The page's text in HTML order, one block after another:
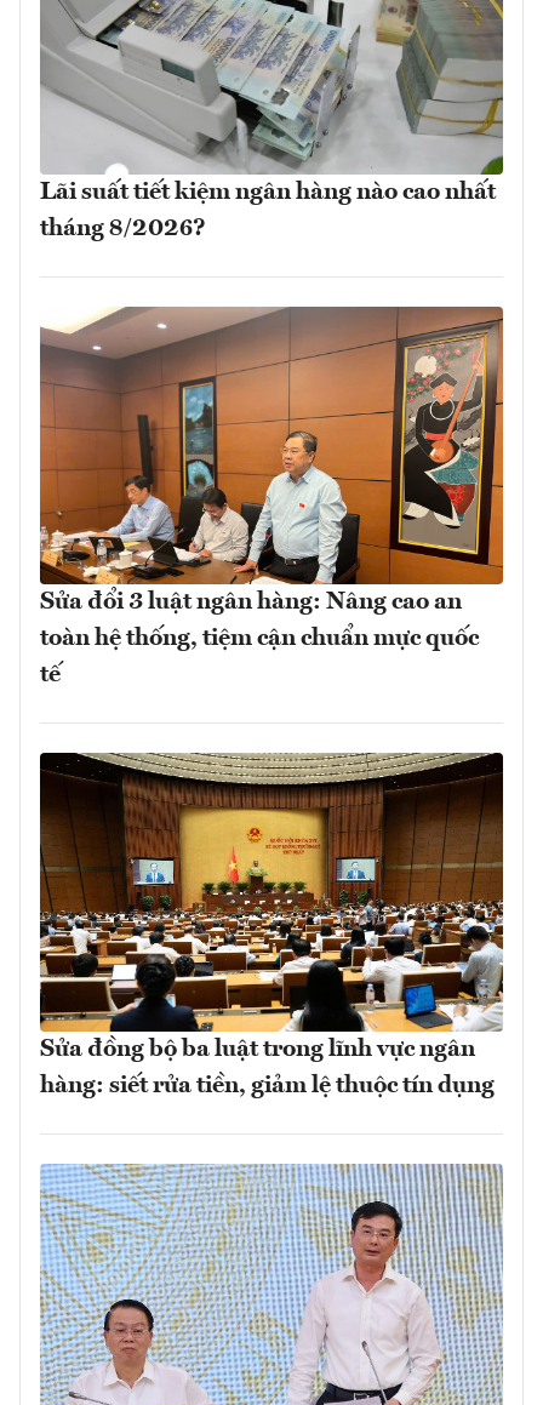
Lãi suất tiết kiệm ngân hàng nào cao nhất
tháng 8/2026?
Sửa đổi 3 luật ngân hàng: Nâng cao an
toàn hệ thống, tiệm cận chuẩn mực quốc
tế
Sửa đồng bộ ba luật trong lĩnh vực ngân
hàng: siết rửa tiền, giảm lệ thuộc tín dụng